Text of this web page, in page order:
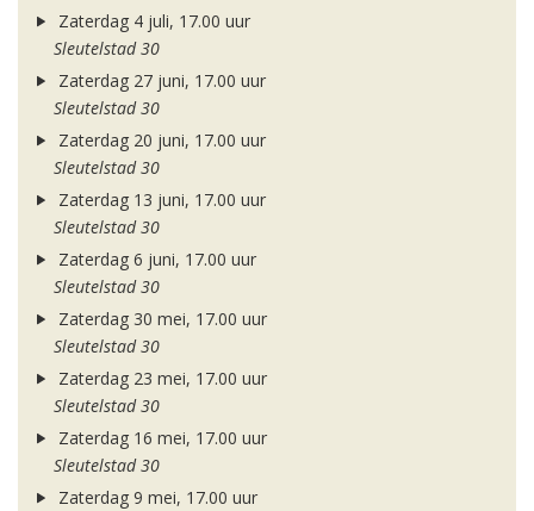
Zaterdag 4 juli, 17.00 uur
Sleutelstad 30
Zaterdag 27 juni, 17.00 uur
Sleutelstad 30
Zaterdag 20 juni, 17.00 uur
Sleutelstad 30
Zaterdag 13 juni, 17.00 uur
Sleutelstad 30
Zaterdag 6 juni, 17.00 uur
Sleutelstad 30
Zaterdag 30 mei, 17.00 uur
Sleutelstad 30
Zaterdag 23 mei, 17.00 uur
Sleutelstad 30
Zaterdag 16 mei, 17.00 uur
Sleutelstad 30
Zaterdag 9 mei, 17.00 uur